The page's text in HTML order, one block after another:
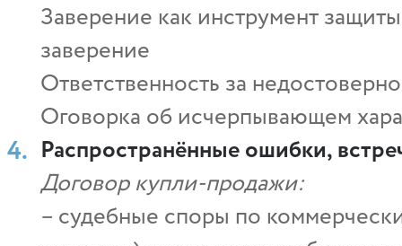
Заверение как инструмент
заверение
Ответственность за
Оговорка об исчерпывающем
Распространённые ошибки,
Договор купли-продажи:
– cудебные споры по